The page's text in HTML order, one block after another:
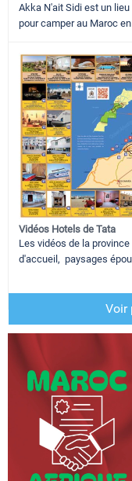
Akka N'ait Sidi est un
pour camper au Maroc
Vidéos Hotels de Tata
Les vidéos de la
d'accueil, paysages
Voir